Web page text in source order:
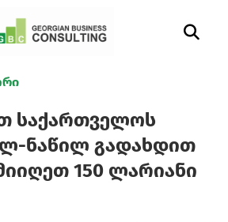
საქართველოს
ნაწილ გადახდით
150 ლარიანი